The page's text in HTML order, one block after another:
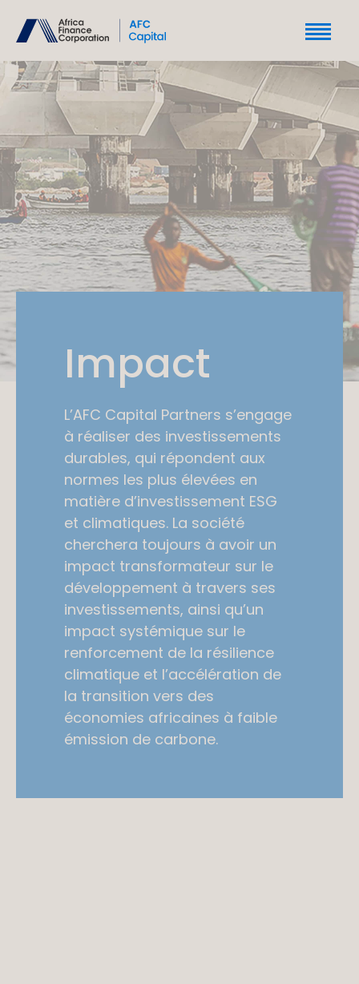
Impact
L’AFC Capital Partners s’engage
à réaliser des investissements
durables, qui répondent aux
normes les plus élevées en
matière d’investissement ESG
et climatiques. La société
cherchera toujours à avoir un
impact transformateur sur le
développement à travers ses
investissements, ainsi qu’un
impact systémique sur le
renforcement de la résilience
climatique et l’accélération de
la transition vers des
économies africaines à faible
émission de carbone.